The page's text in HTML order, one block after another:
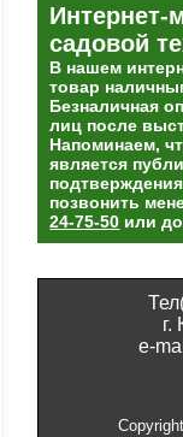
Интернет-
садовой
В нашем
товар
Безналичная
лиц после
Напоминаем,
является
позвонить
24-75-50 или
г.
e-